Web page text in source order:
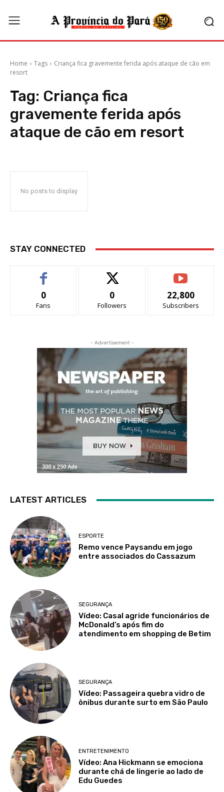
Home Tags
Criança fica gravemente ferida após ataque de cão em
resort
Tag: Criança fica
gravemente ferida após
ataque de cão em resort
No posts to display
STAY CONNECTED
0
Fans
0
Followers
22,800
Subscribers
- Advertisement -
LATEST ARTICLES
ESPORTE
Remo vence Paysandu em jogo
entre associados do Cassazum
SEGURANÇA
Vídeo: Casal agride funcionários de
McDonald’s após fim do
atendimento em shopping de Betim
SEGURANÇA
Vídeo: Passageira quebra vidro de
ônibus durante surto em São Paulo
ENTRETENIMENTO
Vídeo: Ana Hickmann se emociona
durante chá de lingerie ao lado de
Edu Guedes